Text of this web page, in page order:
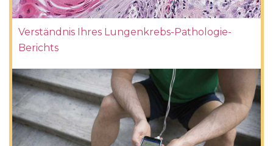
Verständnis Ihres Lungenkrebs-Pathologie-
Berichts